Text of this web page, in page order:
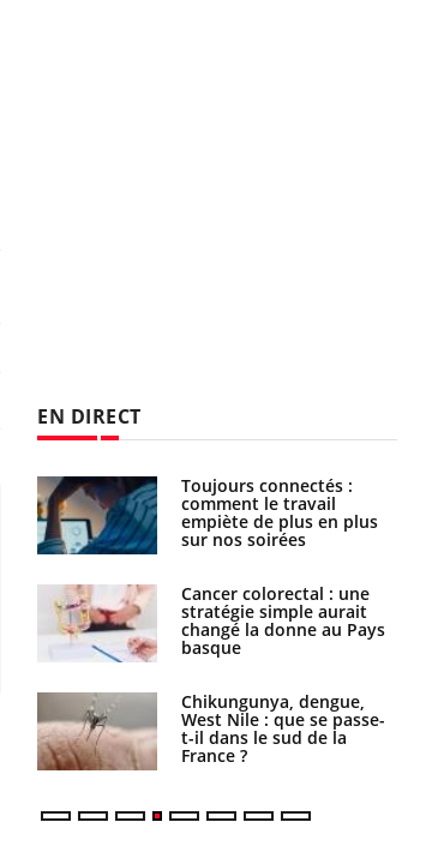
EN DIRECT
Toujours connectés :
comment le travail
empiète de plus en plus
sur nos soirées
Cancer colorectal : une
stratégie simple aurait
changé la donne au Pays
basque
Chikungunya, dengue,
West Nile : que se passe-
t-il dans le sud de la
France ?